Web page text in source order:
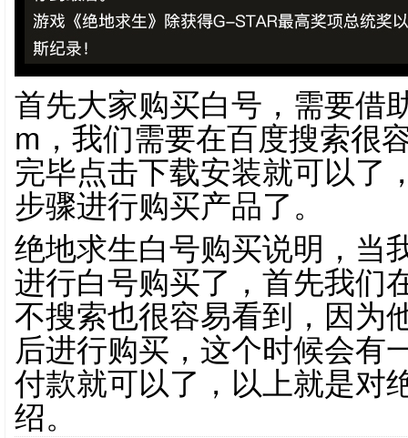
首先大家购买白号，需要借
m，我们需要在百度搜索很
完毕点击下载安装就可以了
步骤进行购买产品了。
绝地求生白号购买说明，当
进行白号购买了，首先我们
不搜索也很容易看到，因为
后进行购买，这个时候会有
付款就可以了，以上就是对
绍。